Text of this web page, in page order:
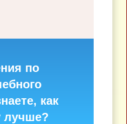
по
как
лучше?